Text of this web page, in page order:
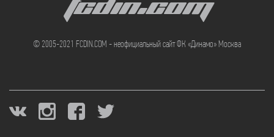
FCDIN.COM
© 2005-2021 FCDIN.COM - неофициальный сайт ФК «Динамо» Москва